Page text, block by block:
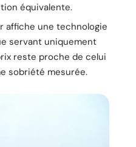
équivalente.
affiche une technologie
servant uniquement
reste proche de celui
sobriété mesurée.